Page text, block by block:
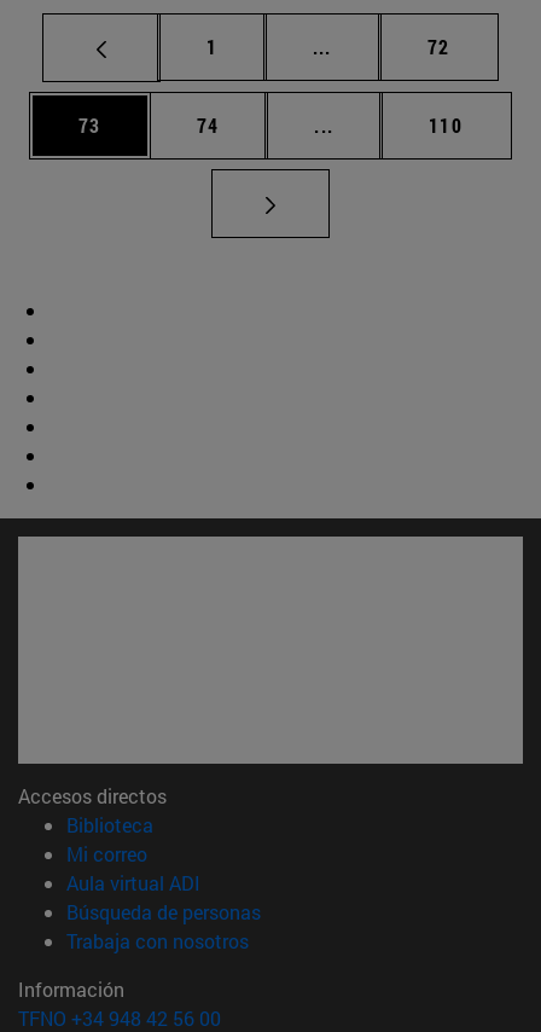
Página
1 ... Páginas intermedias
Página
72
Página
73 Página
74 ... Páginas intermedias
Página
110
Accesos directos
Biblioteca
Mi correo(abre en nueva ventana)
Aula virtual ADI
Búsqueda de personas(abre en nueva ventana)
Trabaja con nosotros(abre en nueva ventana)
Información
TFNO +34 948 42 56 00